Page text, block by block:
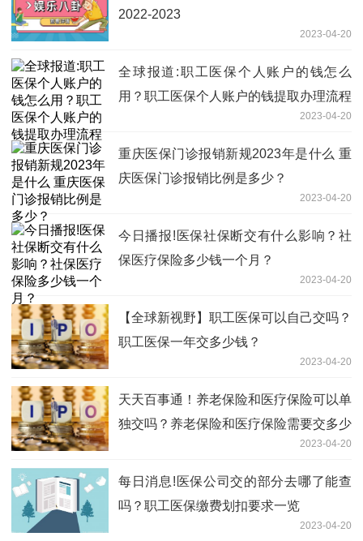
2022-2023
2023-04-20
全球报道:职工医保个人账户的钱怎么
用？职工医保个人账户的钱提取办理流程
2023-04-20
重庆医保门诊报销新规2023年是什么 重
庆医保门诊报销比例是多少？
2023-04-20
今日播报!医保社保断交有什么影响？社
保医疗保险多少钱一个月？
2023-04-20
【全球新视野】职工医保可以自己交吗？
职工医保一年交多少钱？
2023-04-20
天天百事通！养老保险和医疗保险可以单
独交吗？养老保险和医疗保险需要交多少
2023-04-20
每日消息!医保公司交的部分去哪了能查
吗？职工医保缴费划扣要求一览
2023-04-20